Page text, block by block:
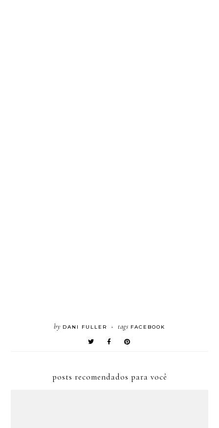
by DANI FULLER • tags FACEBOOK
posts recomendados para você